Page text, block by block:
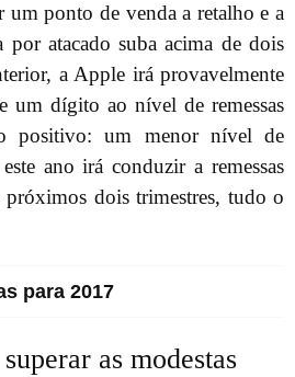
um ponto de venda a retalho e a
por atacado suba acima de dois
a Apple irá provavelmente
um dígito ao nível de remessas
positivo: um menor nível de
ano irá conduzir a remessas
dois trimestres, tudo o
para 2017
as modestas